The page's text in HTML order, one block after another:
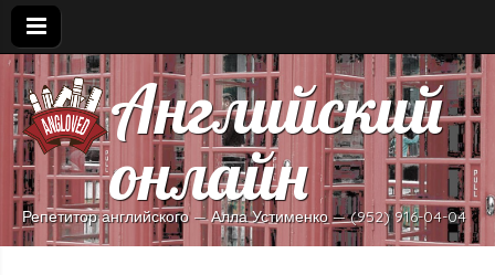
Английский
онлайн
Репетитор английского — Алла Устименко — (952) 916-04-04